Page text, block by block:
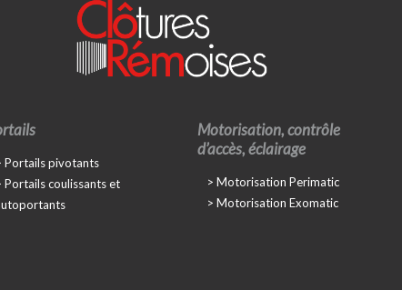
Portails pivotants
Portails coulissants et
Motorisation, contrôle
d’accès, éclairage
Motorisation Perimatic
Motorisation Exomatic